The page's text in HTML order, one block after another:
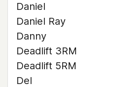
Daniel
Daniel Ray
Danny
Deadlift 3RM
Deadlift 5RM
Del